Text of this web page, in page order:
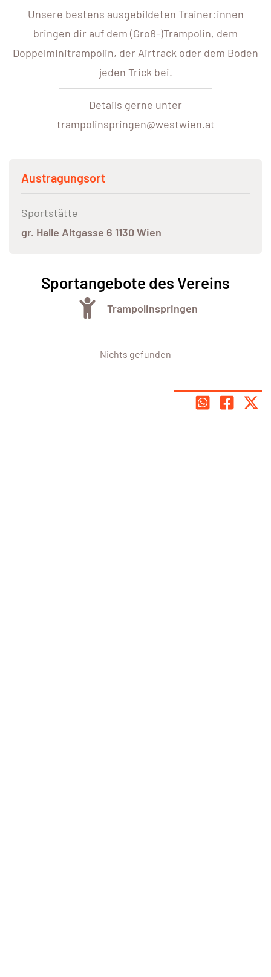
Unsere bestens ausgebildeten Trainer:innen
bringen dir auf dem (Groß-)Trampolin, dem
Doppelminitrampolin, der Airtrack oder dem Boden
jeden Trick bei.
Details gerne unter
trampolinspringen@westwien.at
Austragungsort
Sportstätte
gr. Halle Altgasse 6 1130 Wien
Sportangebote des Vereins
Trampolinspringen
Nichts gefunden